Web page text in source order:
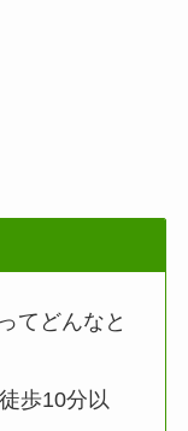
てどんなと
歩10分以